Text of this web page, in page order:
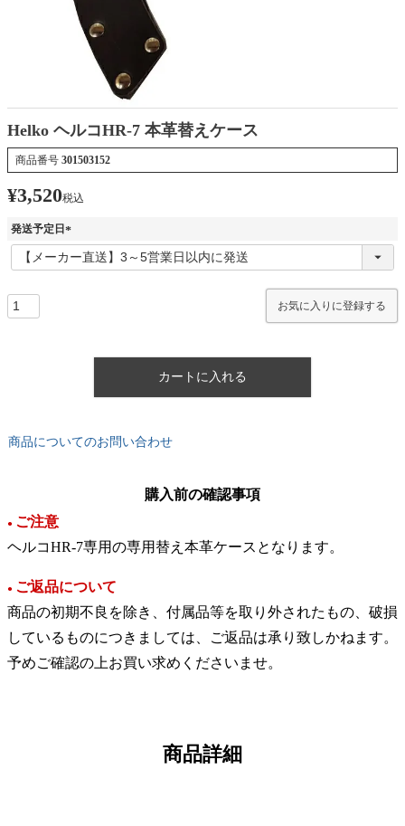
Helko ヘルコHR-7 本革替えケース
商品番号 301503152
¥3,520税込
発送予定日
(
必
お気に入りに登録する
カートに入れる
商品についてのお問い合わせ
購入前の確認事項
● ご注意
ヘルコHR-7専用の専用替え本革ケースとなります。
● ご返品について
商品の初期不良を除き、付属品等を取り外されたもの、破損
しているものにつきましては、ご返品は承り致しかねます。
予めご確認の上お買い求めくださいませ。
商品詳細